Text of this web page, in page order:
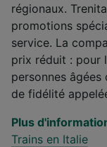
régionaux.
promotions
service. La
prix réduit : pour
personnes âgées
de fidélité
Plus
Trains en Italie